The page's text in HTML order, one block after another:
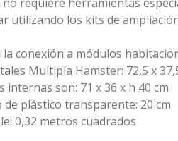
utilizando los kits de
conexión a módulos
Multipla Hamster: 72,5 x
internas son: 71 x 36 x h 40 cm
plástico transparente: 20 cm
0,32 metros cuadrados